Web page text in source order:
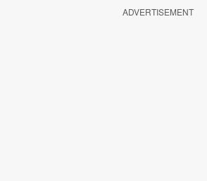
ADVERTISEMENT